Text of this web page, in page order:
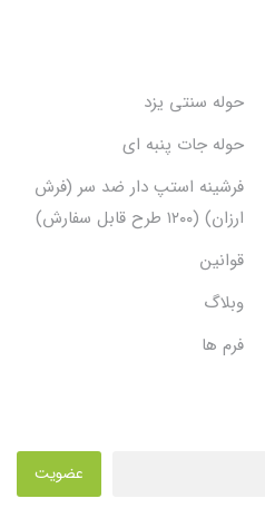
حوله سنتی یزد
حوله جات پنبه ای
فرشینه استپ دار ضد سر (فرش
ارزان) (۱۲۰۰ طرح قابل سفارش)
قوانین
وبلاگ
فرم ها
عضویت